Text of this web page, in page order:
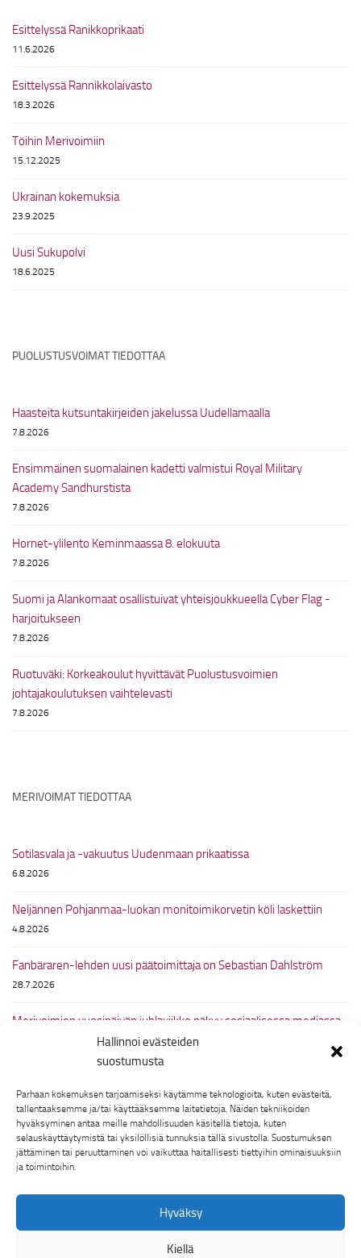
Hallinnoi evästeiden
suostumusta
Parhaan kokemuksen tarjoamiseksi käytämme teknologioita, kuten evästeitä,
tallentaaksemme ja/tai käyttääksemme laitetietoja. Näiden tekniikoiden
hyväksyminen antaa meille mahdollisuuden käsitellä tietoja, kuten
selauskäyttäytymistä tai yksilöllisiä tunnuksia tällä sivustolla. Suostumuksen
jättäminen tai peruuttaminen voi vaikuttaa haitallisesti tiettyihin ominaisuuksiin
ja toimintoihin.
Hyväksy
Kiellä
Esittelyssä Ranikkoprikaati
11.6.2026
Esittelyssä Rannikkolaivasto
18.3.2026
Töihin Merivoimiin
15.12.2025
Ukrainan kokemuksia
23.9.2025
Uusi Sukupolvi
18.6.2025
PUOLUSTUSVOIMAT TIEDOTTAA
Haasteita kutsuntakirjeiden jakelussa Uudellamaalla
7.8.2026
Ensimmäinen suomalainen kadetti valmistui Royal Military
Academy Sandhurstista
7.8.2026
Hornet-ylilento Keminmaassa 8. elokuuta
7.8.2026
Suomi ja Alankomaat osallistuivat yhteisjoukkueella Cyber Flag -
harjoitukseen
7.8.2026
Ruotuväki: Korkeakoulut hyvittävät Puolustusvoimien
johtajakoulutuksen vaihtelevasti
7.8.2026
MERIVOIMAT TIEDOTTAA
Sotilasvala ja -vakuutus Uudenmaan prikaatissa
6.8.2026
Neljännen Pohjanmaa-luokan monitoimikorvetin köli laskettiin
4.8.2026
Fanbäraren-lehden uusi päätoimittaja on Sebastian Dahlström
28.7.2026
Merivoimien vuosipäivän juhlaviikko näkyy sosiaalisessa mediassa
25.6.2026